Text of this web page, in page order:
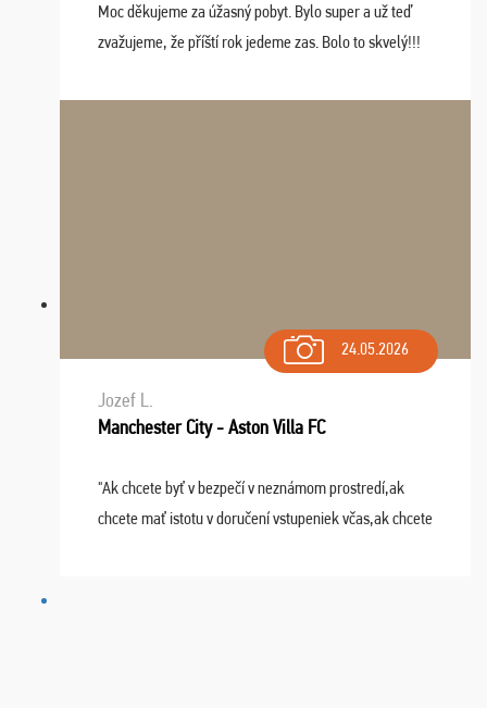
Moc děkujeme za úžasný pobyt. Bylo super a už teď
zvažujeme, že příští rok jedeme zas. Bolo to skvelý!!!
24.05.2026
Jozef L.
Manchester City - Aston Villa FC
"Ak chcete byť v bezpečí v neznámom prostredí,ak
chcete mať istotu v doručení vstupeniek včas,ak chcete